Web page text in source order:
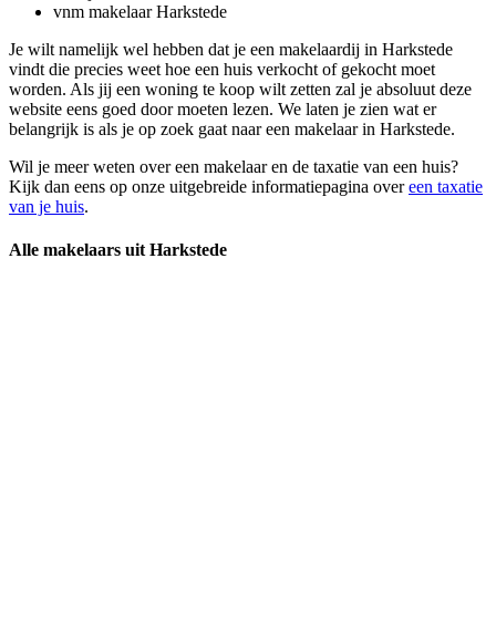
vnm makelaar Harkstede
Je wilt namelijk wel hebben dat je een makelaardij in Harkstede
vindt die precies weet hoe een huis verkocht of gekocht moet
worden. Als jij een woning te koop wilt zetten zal je absoluut deze
website eens goed door moeten lezen. We laten je zien wat er
belangrijk is als je op zoek gaat naar een makelaar in Harkstede.
Wil je meer weten over een makelaar en de taxatie van een huis?
Kijk dan eens op onze uitgebreide informatiepagina overeen taxatie
van je huis.
Alle makelaars uit Harkstede